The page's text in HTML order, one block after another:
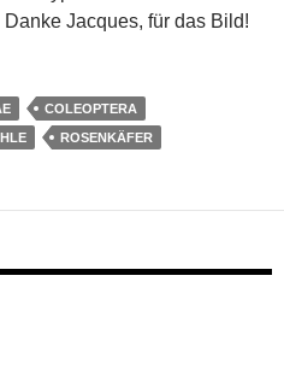
Jacques, für das Bild!
COLEOPTERA
ROSENKÄFER